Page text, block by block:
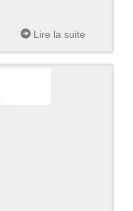
Lire la suite